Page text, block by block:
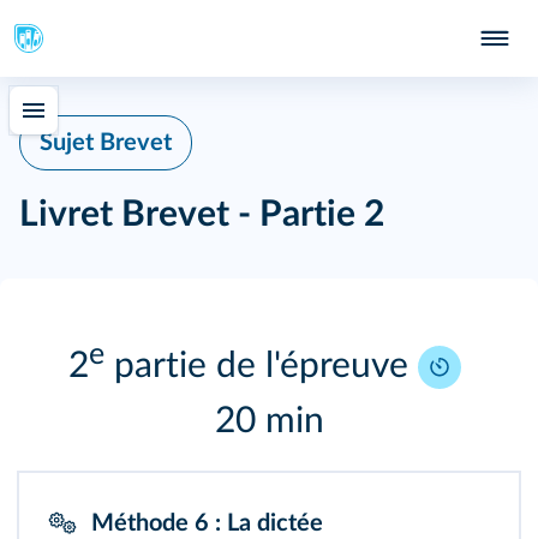
Sujet Brevet
Livret Brevet - Partie 2
2epartie de l'épreuve
20 min
Méthode 6 : La dictée